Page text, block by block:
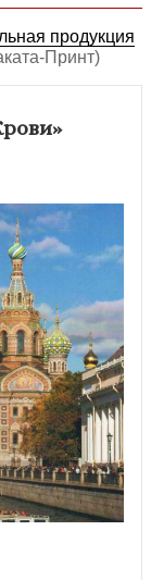
продукция
Принт)